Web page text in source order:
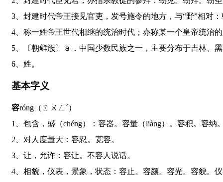
3、封建时代帝王接见官吏，发号施令的地方，与“野”相
4、称一姓帝王世代相继的统治时代；亦称某一个皇帝统治
5、〔朝鲜族〕ａ．中国少数民族之一，主要分布于吉林
6、姓。
基本字义
容róng（ㄖㄨㄥˊ）
1、包含，盛（chéng）：容器。容量（liàng）。容积。容纳
2、对人度量大：容忍。宽容。
3、让，允许：容让。不容人说话。
4、相貌，仪表，景象，状态：容止。容颜。容光。容貌